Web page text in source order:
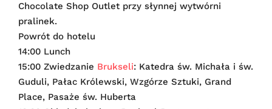
Chocolate Shop Outlet przy słynnej wytwórni
pralinek.
Powrót do hotelu
14:00 Lunch
15:00 Zwiedzanie Brukseli: Katedra św. Michała i św.
Guduli, Pałac Królewski, Wzgórze Sztuki, Grand
Place, Pasaże św. Huberta